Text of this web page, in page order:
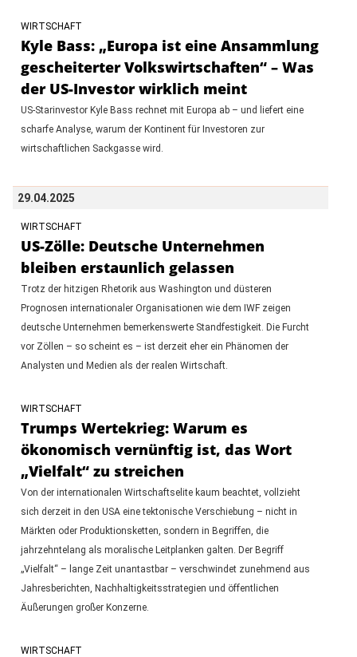
WIRTSCHAFT
Kyle Bass: „Europa ist eine Ansammlung
gescheiterter Volkswirtschaften“ – Was
der US-Investor wirklich meint
US-Starinvestor Kyle Bass rechnet mit Europa ab – und liefert eine
scharfe Analyse, warum der Kontinent für Investoren zur
wirtschaftlichen Sackgasse wird.
29.04.2025
WIRTSCHAFT
US-Zölle: Deutsche Unternehmen
bleiben erstaunlich gelassen
Trotz der hitzigen Rhetorik aus Washington und düsteren
Prognosen internationaler Organisationen wie dem IWF zeigen
deutsche Unternehmen bemerkenswerte Standfestigkeit. Die Furcht
vor Zöllen – so scheint es – ist derzeit eher ein Phänomen der
Analysten und Medien als der realen Wirtschaft.
WIRTSCHAFT
Trumps Wertekrieg: Warum es
ökonomisch vernünftig ist, das Wort
„Vielfalt“ zu streichen
Von der internationalen Wirtschaftselite kaum beachtet, vollzieht
sich derzeit in den USA eine tektonische Verschiebung – nicht in
Märkten oder Produktionsketten, sondern in Begriffen, die
jahrzehntelang als moralische Leitplanken galten. Der Begriff
„Vielfalt“ – lange Zeit unantastbar – verschwindet zunehmend aus
Jahresberichten, Nachhaltigkeitsstrategien und öffentlichen
Äußerungen großer Konzerne.
WIRTSCHAFT